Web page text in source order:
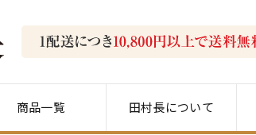
商品一覧 田村長について